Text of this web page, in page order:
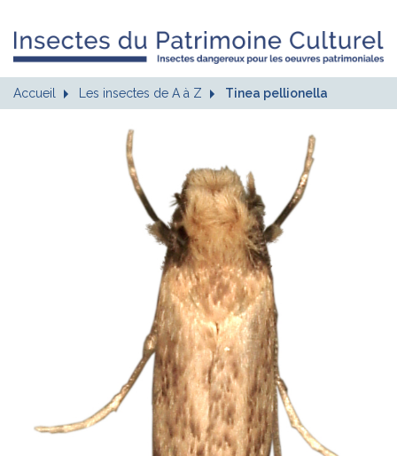
Accueil Les insectes de A à Z Tinea pellionella